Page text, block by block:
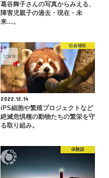
葛谷舞子さんの写真からみえる、
障害児親子の過去・現在・未
来…。
社会福祉
2022.12.14
iPS細胞や繁殖プロジェクトなど
絶滅危惧種の動物たちの繁栄を守
る取り組み。
体験談